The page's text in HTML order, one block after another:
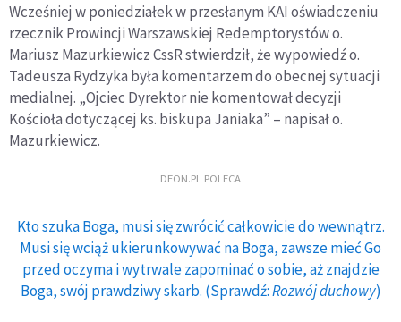
Wcześniej w poniedziałek w przesłanym KAI oświadczeniu
rzecznik Prowincji Warszawskiej Redemptorystów o.
Mariusz Mazurkiewicz CssR stwierdził, że wypowiedź o.
Tadeusza Rydzyka była komentarzem do obecnej sytuacji
medialnej. „Ojciec Dyrektor nie komentował decyzji
Kościoła dotyczącej ks. biskupa Janiaka” – napisał o.
Mazurkiewicz.
DEON.PL POLECA
Kto szuka Boga, musi się zwrócić całkowicie do wewnątrz.
Musi się wciąż ukierunkowywać na Boga, zawsze mieć Go
przed oczyma i wytrwale zapominać o sobie, aż znajdzie
Boga, swój prawdziwy skarb. (Sprawdź:Rozwój duchowy)